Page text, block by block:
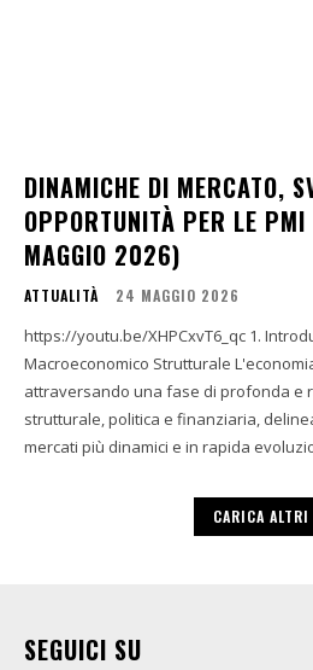
DINAMICHE DI MERCATO,
OPPORTUNITÀ PER LE
MAGGIO 2026)
ATTUALITÀ 24 MAGGIO 2026
https://youtu.be/XHPCxvT6_qc 1. Introduzione e Contesto
Macroeconomico Strutturale L'economia ungherese sta
attraversando una fase di profonda e
strutturale, politica e finanziaria,
mercati più dinamici e in rapida
CARICA ALTRI
SEGUICI SU